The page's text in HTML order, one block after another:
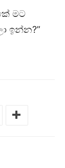
මට
ඉන්න?”